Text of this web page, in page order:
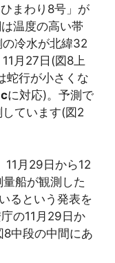
まわり8号」が
温度の高い帯
冷水が北緯32
月27日(図8上
蛇行が小さくな
に対応)。予測で
ています(図2
11月29日から12
船が観測した
るという発表を
の11月29日か
8中段の中間にあ